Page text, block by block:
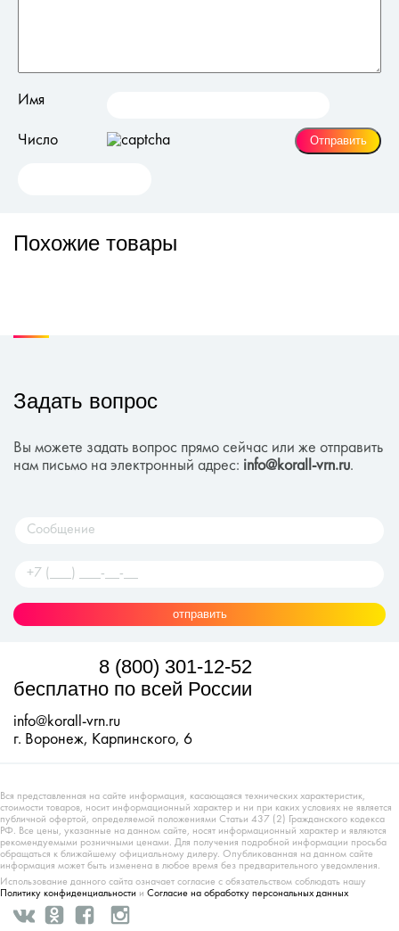
Имя
Число
Похожие товары
Задать вопрос
Вы можете задать вопрос прямо сейчас или же отправить
нам письмо на электронный адрес: info@korall-vrn.ru.
отправить
8 (800) 301-12-52
бесплатно по всей России
info@korall-vrn.ru
г. Воронеж, Карпинского, 6
Вся представленная на сайте информация, касающаяся технических характеристик,
стоимости товаров, носит информационный характер и ни при каких условиях не является
публичной офертой, определяемой положениями Статьи 437 (2) Гражданского кодекса
РФ. Все цены, указанные на данном сайте, носят информационный характер и являются
рекомендуемыми розничными ценами. Для получения подробной информации просьба
обращаться к ближайшему официальному дилеру. Опубликованная на данном сайте
информация может быть изменена в любое время без предварительного уведомления.
Использование данного сайта означает согласие с обязательством соблюдать нашу
Политику конфиденциальности и Согласие на обработку персональных данных